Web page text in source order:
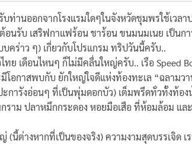
ท่านออกจากโรงแรมใดๆในจังหวัดชุมพรใช้เวลา
อนรับ เสริฟกาแฟร้อน ชาร้อน ขนมนมเนย เป็นก
คร่าว ๆ) เกี่ยวกับโปรแกรม ทริปวันนี้ครับ..
ย เดือนไหนๆ ก็ไม่มีคลื่นใหญ่ครับ.. เรือ Speed
โอกาสพบกับ ยักใหญ่ใจดีแห่งท้องทะเล “ฉลาม
การังอ่อนๆ ที่เป็นพุ่มดอกบัว) เต็มพรึดทั่วทั้งท้อ
กราม ปลาหมึกกระดอง หอยมือเสือ ที่ห้อมล้อม
(นี้ต่างหากที่เป็นของจริง) ความงามสุดบรรเจิด